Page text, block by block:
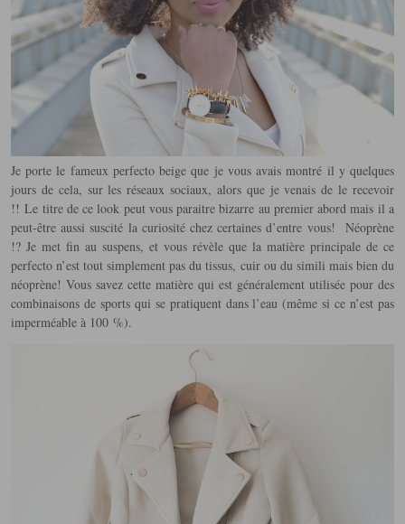
Je porte le fameux perfecto beige que je vous avais montré il y quelques
jours de cela, sur les réseaux sociaux, alors que je venais de le recevoir
!! Le titre de ce look peut vous paraitre bizarre au premier abord mais il a
peut-être aussi suscité la curiosité chez certaines d’entre vous! Néoprène
!? Je met fin au suspens, et vous révèle que la matière principale de ce
perfecto n’est tout simplement pas du tissus, cuir ou du simili mais bien du
néoprène! Vous savez cette matière qui est généralement utilisée pour des
combinaisons de sports qui se pratiquent dans l’eau (même si ce n’est pas
imperméable à 100 %).